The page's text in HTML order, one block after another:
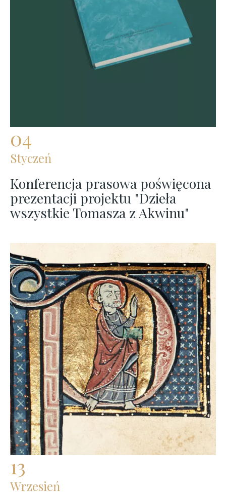
04
Styczeń
Konferencja prasowa poświęcona
prezentacji projektu "Dzieła
wszystkie Tomasza z Akwinu"
13
Wrzesień